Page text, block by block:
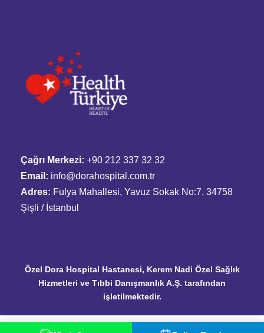
Çağrı Merkezi: +90 212 337 32 32
Email: info@dorahospital.com.tr
Adres: Fulya Mahallesi, Yavuz Sokak No:7, 34758
Şişli / İstanbul
Özel Dora Hospital Hastanesi, Kerem Nadi Özel Sağlık
Hizmetleri ve Tıbbi Danışmanlık A.Ş. tarafından
işletilmektedir.